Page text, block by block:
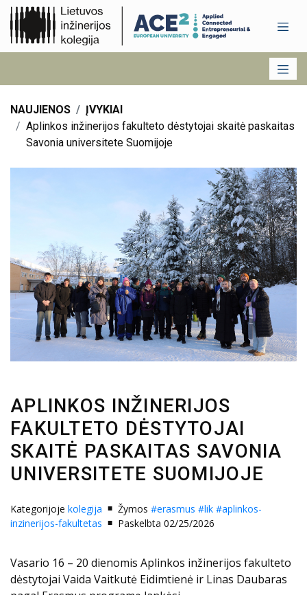
NAUJIENOS
ĮVYKIAI
Aplinkos inžinerijos fakulteto dėstytojai skaitė paskaitas
Savonia universitete Suomijoje
APLINKOS INŽINERIJOS
FAKULTETO DĖSTYTOJAI
SKAITĖ PASKAITAS SAVONIA
UNIVERSITETE SUOMIJOJE
Kategorijoje kolegija Žymos #erasmus #lik #aplinkos-
inzinerijos-fakultetas
Paskelbta 02/25/2026
Vasario 16 – 20 dienomis Aplinkos inžinerijos fakulteto
dėstytojai Vaida Vaitkutė Eidimtienė ir Linas Daubaras